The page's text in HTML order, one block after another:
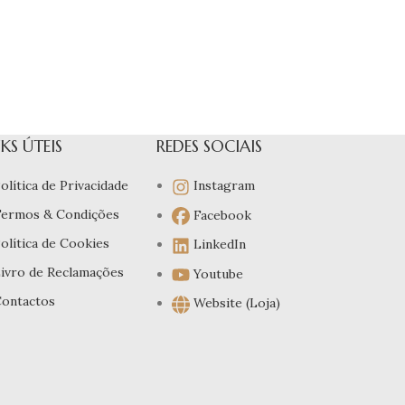
ÚTEIS
de Privacidade
& Condições
de Cookies
de Reclamações
REDES SOCIAIS
Instagram
Facebook
LinkedIn
Youtube
Website (Loja)